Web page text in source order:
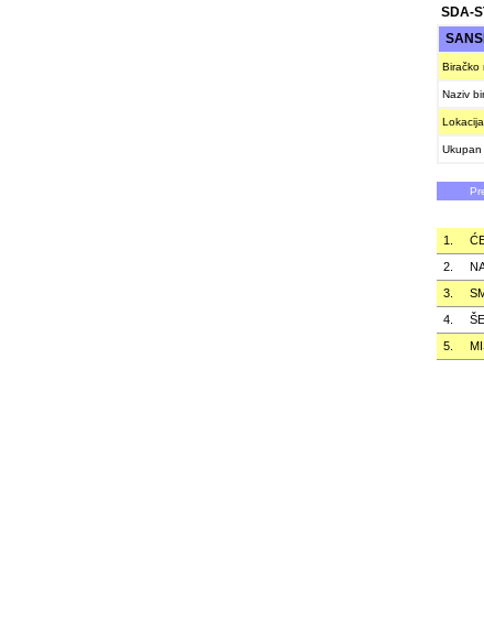
SDA-
Biračko
Naziv
Lokacija
1.
2.
3.
4.
5.